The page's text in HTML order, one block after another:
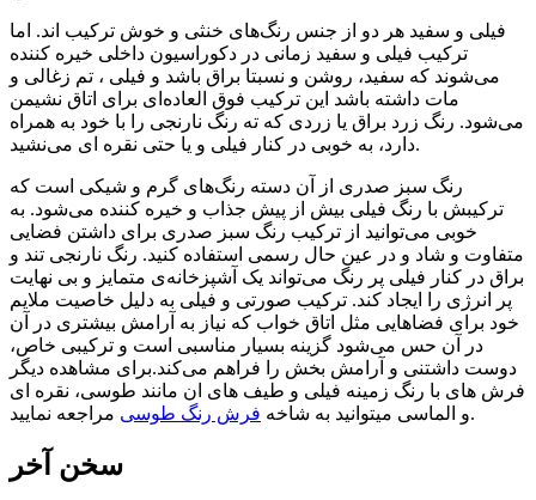
فیلی و سفید هر دو از جنس رنگ‌های خنثی و خوش ترکیب اند. اما
ترکیب فیلی و سفید زمانی در دکوراسیون داخلی خیره کننده
می‌شوند که سفید، روشن و نسبتا براق باشد و فیلی ، تم زغالی و
مات داشته باشد این ترکیب فوق العاده‌ای برای اتاق نشیمن
می‌شود. رنگ زرد براق یا زردی که ته رنگ نارنجی را با خود به همراه
دارد، به خوبی در کنار فیلی و یا حتی نقره ای می‌نشید.
رنگ سبز صدری از آن دسته رنگ‌های گرم و شیکی است که
ترکیبش با رنگ فیلی بیش از پیش جذاب و خیره کننده می‌شود. به
خوبی می‌توانید از ترکیب رنگ سبز صدری برای داشتن فضایی
متفاوت و شاد و در عین حال رسمی استفاده کنید. رنگ نارنجی تند و
براق در کنار فیلی پر رنگ می‌تواند یک آشپزخانه‌ی متمایز و بی نهایت
پر انرژی را ایجاد کند. ترکیب صورتی و فیلی به دلیل خاصیت ملایم
خود برای فضا‌هایی مثل اتاق خواب که نیاز به آرامش بیشتری در آن
در آن حس می‌شود گزینه بسیار مناسبی است و ترکیبی خاص،
دوست داشتنی و آرامش بخش را فراهم می‌کند.برای مشاهده دیگر
فرش های با رنگ زمینه فیلی و طیف های ان مانند طوسی، نقره ای
و الماسی میتوانید به شاخه فرش رنگ طوسی مراجعه نمایید.
سخن آخر